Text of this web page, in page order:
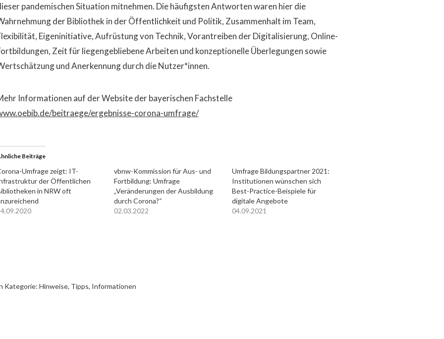
pandemischen Situation mitnehmen. Die häufigsten Antworten waren hier die
der Bibliothek in der Öffentlichkeit und Politik, Zusammenhalt im Team,
Eigeninitiative, Aufrüstung von Technik, Vorantreiben der Digitalisierung, Online-
Zeit für liegengebliebene Arbeiten und konzeptionelle Überlegungen sowie
und Anerkennung durch die Nutzer*innen.
Informationen auf der Website der bayerischen Fachstelle
beitraege/ergebnisse-corona-umfrage/
Beiträge
Umfrage zeigt: IT-
der Öffentlichen
in NRW oft
vbnw-Kommission für Aus- und
Fortbildung: Umfrage
„Veränderungen der Ausbildung
durch Corona?“
02.03.2022
Umfrage Bildungspartner 2021:
Institutionen wünschen sich
Best-Practice-Beispiele für
digitale Angebote
04.09.2021
Kategorie: Hinweise, Tipps, Informationen